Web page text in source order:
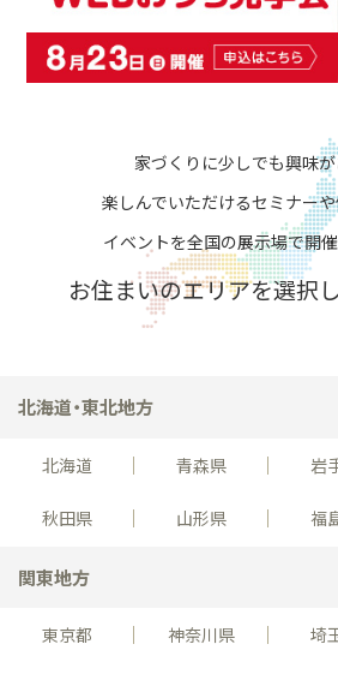
家づくりに少しでも興味
楽しんでいただけるセミナー
イベントを全国の展示場で開催
お住まいのエリアを選択
北海道・東北地方
北海道 青森県 岩
秋田県 山形県 福
関東地方
東京都 神奈川県 埼